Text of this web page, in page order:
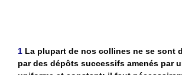
1 La plupart de nos collines ne se sont
par des dépôts successifs amenés par